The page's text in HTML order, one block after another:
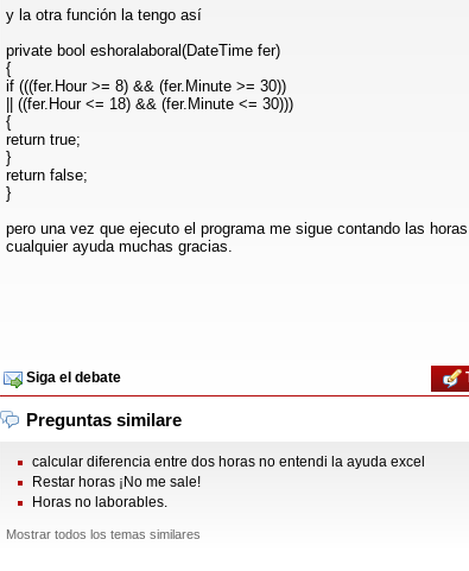
y la otra función la tengo así
private bool eshoralaboral(DateTime fer)
{
if (((fer.Hour >= 8) && (fer.Minute >= 30))
|| ((fer.Hour <= 18) && (fer.Minute <= 30)))
{
return true;
}
return false;
}
pero una vez que ejecuto el programa me sigue contando las
cualquier ayuda muchas gracias.
Siga el debate
Preguntas similare
calcular diferencia entre dos horas no entendi la ayuda excel
Restar horas ¡No me sale!
Horas no laborables.
Mostrar todos los temas similares